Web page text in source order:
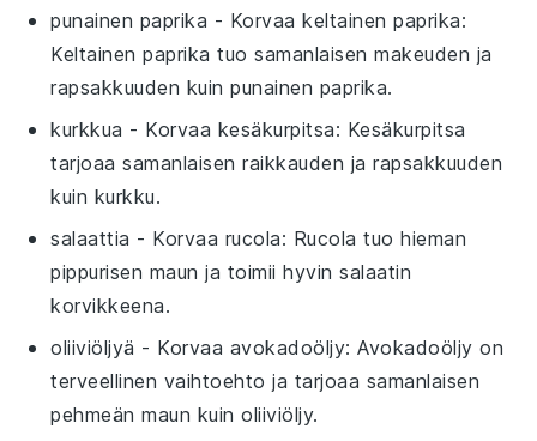
punainen paprika - Korvaakeltainen paprika:
Keltainen paprika tuo samanlaisen makeuden ja
rapsakkuuden kuin punainen paprika.
kurkkua - Korvaa kesäkurpitsa: Kesäkurpitsa
tarjoaa samanlaisen raikkauden ja rapsakkuuden
kuin kurkku.
salaattia - Korvaa rucola: Rucola tuo hieman
pippurisen maun ja toimii hyvin salaatin
korvikkeena.
oliiviöljyä - Korvaa avokadoöljy: Avokadoöljy on
terveellinen vaihtoehto ja tarjoaa samanlaisen
pehmeän maun kuin oliiviöljy.